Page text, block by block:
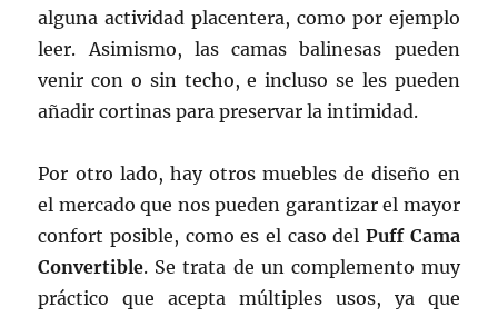
alguna actividad placentera, como por ejemplo
leer. Asimismo, las camas balinesas pueden
venir con o sin techo, e incluso se les pueden
añadir cortinas para preservar la intimidad.
Por otro lado, hay otros muebles de diseño en
el mercado que nos pueden garantizar el mayor
confort posible, como es el caso del Puff Cama
Convertible. Se trata de un complemento muy
práctico que acepta múltiples usos, ya que